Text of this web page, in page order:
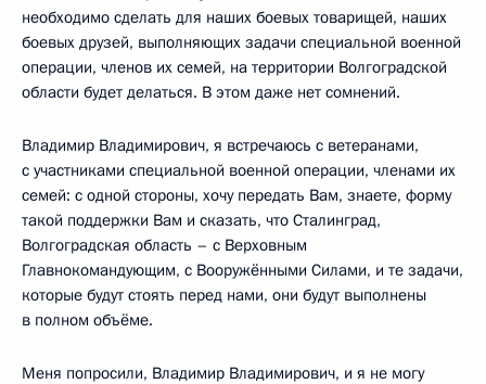
необходимо сделать для наших боевых товарищей, наших
боевых друзей, выполняющих задачи специальной военной
операции, членов их семей, на территории Волгоградской
области будет делаться. В этом даже нет сомнений.
Владимир Владимирович, я встречаюсь с ветеранами,
с участниками специальной военной операции, членами их
семей: с одной стороны, хочу передать Вам, знаете, форму
такой поддержки Вам и сказать, что Сталинград,
Волгоградская область – с Верховным
Главнокомандующим, с Вооружёнными Силами, и те задачи,
которые будут стоять перед нами, они будут выполнены
в полном объёме.
Меня попросили, Владимир Владимирович, и я не могу